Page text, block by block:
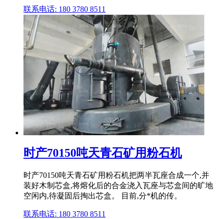
联系电话: 180 3780 8511
时产70150吨天青石矿用粉石机
时产70150吨天青石矿用粉石机把两半瓦座合成一个,并
装好木制芯盒,将熔化后的合金浇入瓦座与芯盒间的旷地
空闲内,待凝固后掏出芯盒。 目前,分*机的传。
联系电话: 180 3780 8511